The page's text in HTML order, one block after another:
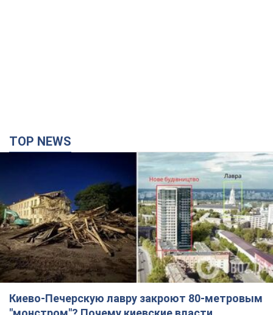
Киево-Печерскую лавру закроют 80-метровым
"монстром"? Почему киевские власти
отказались остановить строительство
небоскреба "московского верующего"
Какая реакция Кличко на петицию по отмене строительства
2 години тому 16,1 т.
Российская армия совершила массированную
атаку на Одессу: горела историческая часть
города, есть пострадавшие. Фото и видео
Для террора враг применил ракеты и дроны
28 хвилин тому 53,1 т.